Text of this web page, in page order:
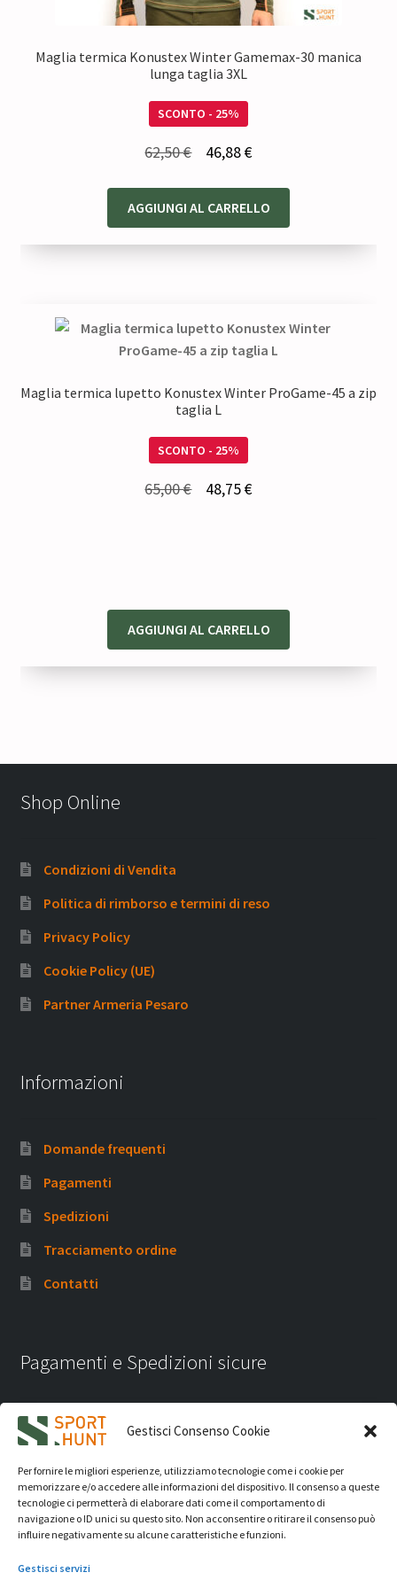
Gestisci Consenso Cookie
Per fornire le migliori esperienze, utilizziamo tecnologie come i cookie per
memorizzare e/o accedere alle informazioni del dispositivo. Il consenso a queste
tecnologie ci permetterà di elaborare dati come il comportamento di
navigazione o ID unici su questo sito. Non acconsentire o ritirare il consenso può
influire negativamente su alcune caratteristiche e funzioni.
Gestisci servizi
Maglia termica Konustex Winter Gamemax-30 manica
lunga taglia 3XL
SCONTO - 25%
62,50€
originale
era:
46,88€Il
attuale
è:
AGGIUNGI AL CARRELLO
Maglia termica lupetto Konustex Winter ProGame-45 a zip
taglia L
SCONTO - 25%
65,00€ 48,75€Il
AGGIUNGI AL CARRELLO
Shop Online
Condizioni di Vendita
Politica di rimborso e termini di reso
Privacy Policy
Cookie Policy (UE)
Partner Armeria Pesaro
Informazioni
Domande frequenti
Pagamenti
Spedizioni
Tracciamento ordine
Contatti
Pagamenti e Spedizioni sicure